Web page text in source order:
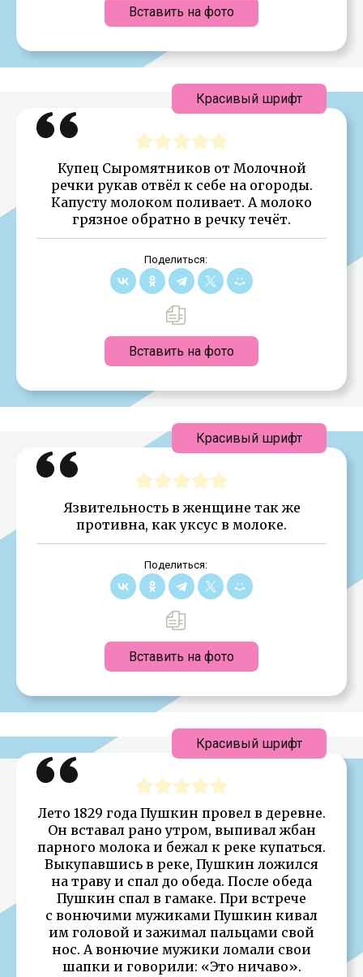
Вставить на фото
Купец Сыромятников от Молочной
речки рукав отвёл к себе на огороды.
Капусту молоком поливает. А молоко
грязное обратно в речку течёт.
Поделиться:
Вставить на фото
Красивый шрифт
Язвительность в женщине так же
противна, как уксус в молоке.
Поделиться:
Вставить на фото
Красивый шрифт
Лето 1829 года Пушкин провел в деревне.
Он вставал рано утром, выпивал жбан
парного молока и бежал к реке купаться.
Выкупавшись в реке, Пушкин ложился
на траву и спал до обеда. После обеда
Пушкин спал в гамаке. При встрече
с вонючими мужиками Пушкин кивал
им головой и зажимал пальцами свой
нос. А вонючие мужики ломали свои
шапки и говорили: «Это ничаво».
Красивый шрифт